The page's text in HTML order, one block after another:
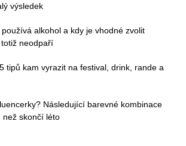
výsledek
alkohol a kdy je vhodné zvolit
neodpaří
tipů kam vyrazit na festival, drink, rande a
Následující barevné kombinace
než skončí léto